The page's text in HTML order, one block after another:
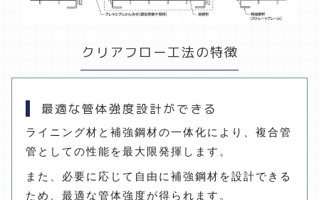
クリアフロー工法の特徴
最適な管体強度設計ができる
ライニング材と補強鋼材の一体化により、複合管
管としての性能を最大限発揮します。
また、必要に応じて自由に補強鋼材を設計できる
ため、最適な管体強度が得られます。